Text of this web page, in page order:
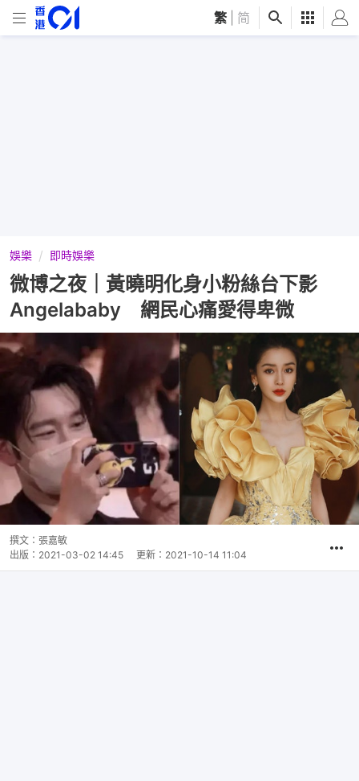
繁 简
娛樂 即時娛樂
微博之夜｜黃曉明化身小粉絲台下影
Angelababy 網民心痛愛得卑微
撰文： 張嘉敏
出版： 2021-03-02 14:45 更新： 2021-10-14 11:04